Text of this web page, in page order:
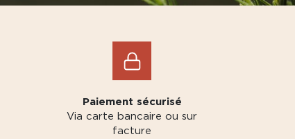
Paiement sécurisé
Via carte bancaire ou sur
facture